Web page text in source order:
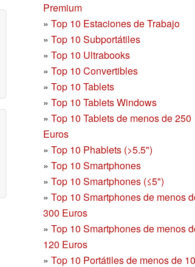
Premium
» Top 10 Estaciones de Trabajo
» Top 10 Subportátiles
» Top 10 Ultrabooks
» Top 10 Convertibles
» Top 10 Tablets
» Top 10 Tablets Windows
» Top 10 Tablets de menos de 250
Euros
» Top 10 Phablets (>5.5")
» Top 10 Smartphones
» Top 10 Smartphones (≤5")
» Top 10 Smartphones de menos
300 Euros
» Top 10 Smartphonesde menos
120 Euros
» Top 10 Portátiles de menos de